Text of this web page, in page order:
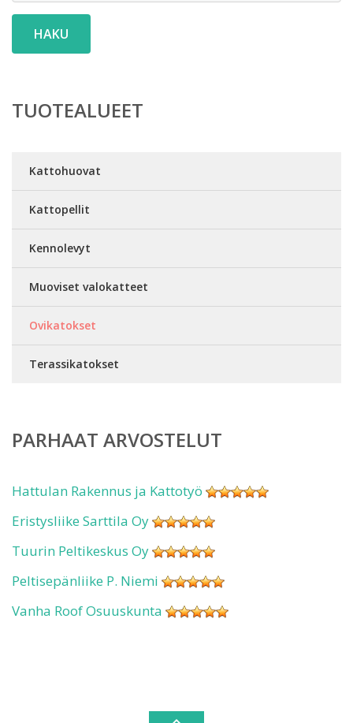
HAKU
TUOTEALUEET
Kattohuovat
Kattopellit
Kennolevyt
Muoviset valokatteet
Ovikatokset
Terassikatokset
PARHAAT ARVOSTELUT
Hattulan Rakennus ja Kattotyö
Eristysliike Sarttila Oy
Tuurin Peltikeskus Oy
Peltisepänliike P. Niemi
Vanha Roof Osuuskunta